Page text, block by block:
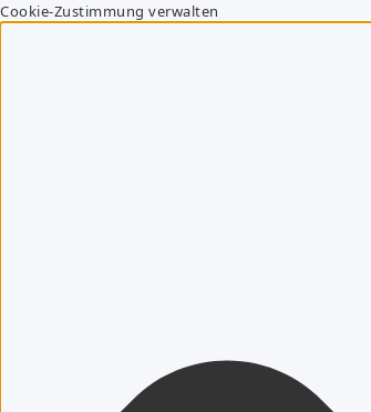
Cookie-Zustimmung verwalten